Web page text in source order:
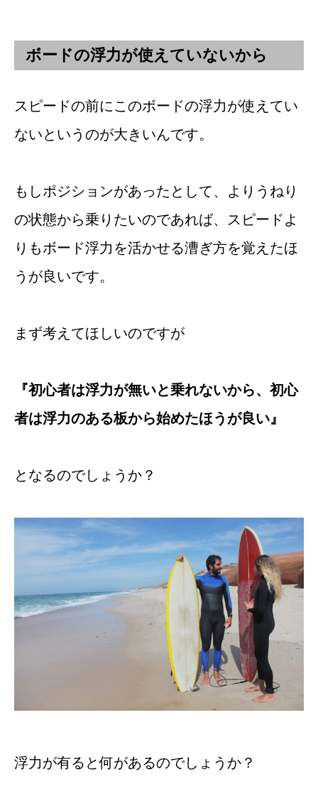
ボードの浮力が使えていないから
スピードの前にこのボードの浮力が使えてい
ないというのが大きいんです。
もしポジションがあったとして、よりうねり
の状態から乗りたいのであれば、スピードよ
りもボード浮力を活かせる漕ぎ方を覚えたほ
うが良いです。
まず考えてほしいのですが
『初心者は浮力が無いと乗れないから、初心
者は浮力のある板から始めたほうが良い』
となるのでしょうか？
浮力が有ると何があるのでしょうか？